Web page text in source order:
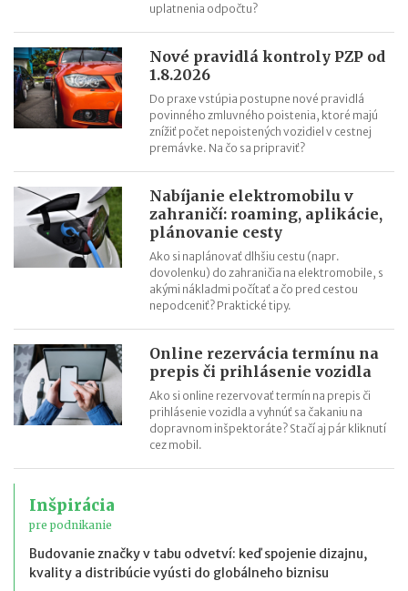
uplatnenia odpočtu?
Nové pravidlá kontroly PZP od
1.8.2026
Do praxe vstúpia postupne nové pravidlá
povinného zmluvného poistenia, ktoré majú
znížiť počet nepoistených vozidiel v cestnej
premávke. Na čo sa pripraviť?
Nabíjanie elektromobilu v
zahraničí: roaming, aplikácie,
plánovanie cesty
Ako si naplánovať dlhšiu cestu (napr.
dovolenku) do zahraničia na elektromobile, s
akými nákladmi počítať a čo pred cestou
nepodceniť? Praktické tipy.
Online rezervácia termínu na
prepis či prihlásenie vozidla
Ako si online rezervovať termín na prepis či
prihlásenie vozidla a vyhnúť sa čakaniu na
dopravnom inšpektoráte? Stačí aj pár kliknutí
cez mobil.
Inšpirácia
pre podnikanie
Budovanie značky v tabu odvetví: keď spojenie dizajnu,
kvality a distribúcie vyústi do globálneho biznisu